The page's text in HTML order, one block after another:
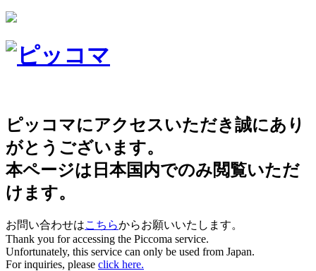
ピッコマにアクセスいただき誠にあり
がとうございます。
本ページは日本国内でのみ閲覧いただ
けます。
お問い合わせはこちらからお願いいたします。
Thank you for accessing the Piccoma service.
Unfortunately, this service can only be used from Japan.
For inquiries, please click here.